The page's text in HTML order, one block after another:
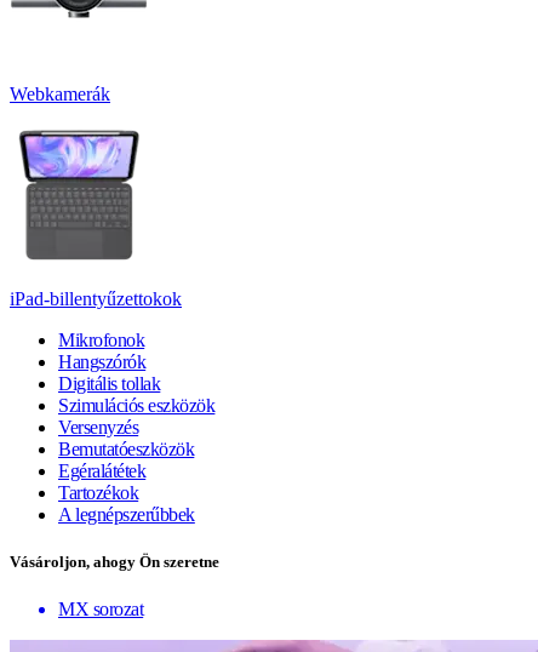
Webkamerák
iPad-billentyűzettokok
Mikrofonok
Hangszórók
Digitális tollak
Szimulációs eszközök
Versenyzés
Bemutatóeszközök
Egéralátétek
Tartozékok
A legnépszerűbbek
Vásároljon, ahogy Ön szeretne
MX sorozat